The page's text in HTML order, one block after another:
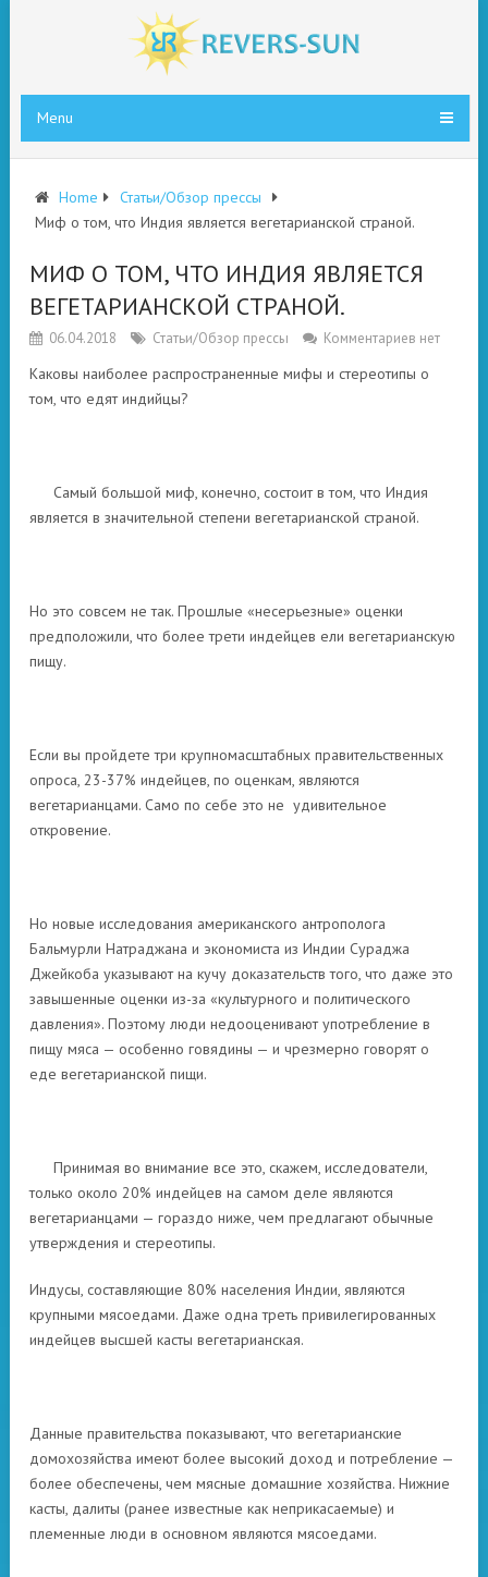
Menu
Home
Статьи/Обзор прессы
Миф о том, что Индия является вегетарианской страной.
МИФ О ТОМ, ЧТО ИНДИЯ ЯВЛЯЕТСЯ
ВЕГЕТАРИАНСКОЙ СТРАНОЙ.
06.04.2018 Статьи/Обзор прессы Комментариев нет
Каковы наиболее распространенные мифы и стереотипы о
том, что едят индийцы?
Самый большой миф, конечно, состоит в том, что Индия
является в значительной степени вегетарианской страной.
Но это совсем не так. Прошлые «несерьезные» оценки
предположили, что более трети индейцев ели вегетарианскую
пищу.
Если вы пройдете три крупномасштабных правительственных
опроса, 23-37% индейцев, по оценкам, являются
вегетарианцами. Само по себе это не удивительное
откровение.
Но новые исследования американского антрополога
Бальмурли Натраджана и экономиста из Индии Сураджа
Джейкоба указывают на кучу доказательств того, что даже это
завышенные оценки из-за «культурного и политического
давления». Поэтому люди недооценивают употребление в
пищу мяса — особенно говядины — и чрезмерно говорят о
еде вегетарианской пищи.
Принимая во внимание все это, скажем, исследователи,
только около 20% индейцев на самом деле являются
вегетарианцами — гораздо ниже, чем предлагают обычные
утверждения и стереотипы.
Индусы, составляющие 80% населения Индии, являются
крупными мясоедами. Даже одна треть привилегированных
индейцев высшей касты вегетарианская.
Данные правительства показывают, что вегетарианские
домохозяйства имеют более высокий доход и потребление —
более обеспечены, чем мясные домашние хозяйства. Нижние
касты, далиты (ранее известные как неприкасаемые) и
племенные люди в основном являются мясоедами.